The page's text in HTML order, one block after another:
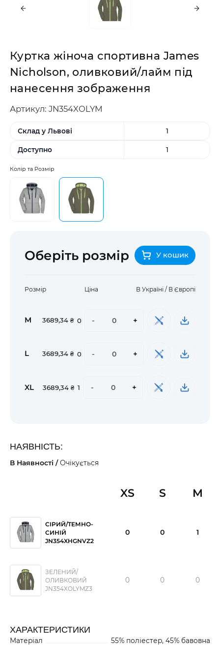
Куртка жіноча спортивна James
Nicholson, оливковий/лайм під
нанесення зображення
Артикул: JN354XOLYM
Склад у Львові 1
Доступно 1
Колір та Розмір
Оберіть розмір У кошик
Розмір Ціна В Україні / В Європі
M 3689,34 ₴ 0 - +
L 3689,34 ₴ 0 - +
XL 3689,34 ₴ 1 - +
НАЯВНІСТЬ:
В Наявності /Очікується
XS S M
СІРИЙ/ТЕМНО-
СИНІЙ
JN354XHGNVZ2
0 0 1
ЗЕЛЕНИЙ/
ОЛИВКОВИЙ
JN354XOLYMZ3
0 0 0
ХАРАКТЕРИСТИКИ
Матеріал
55% поліестер, 45% бавовна